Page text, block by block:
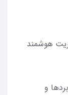
هوشمند
و